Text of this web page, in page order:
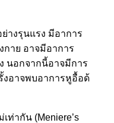
ย่างรุนแรง มีอาการ
กาย อาจมีอาการ
นอกจากนี้อาจมีการ
งอาจพบอาการหูอื้อด้
เท่ากัน (Meniere’s